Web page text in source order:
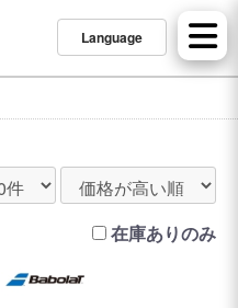
Language
在庫ありのみ